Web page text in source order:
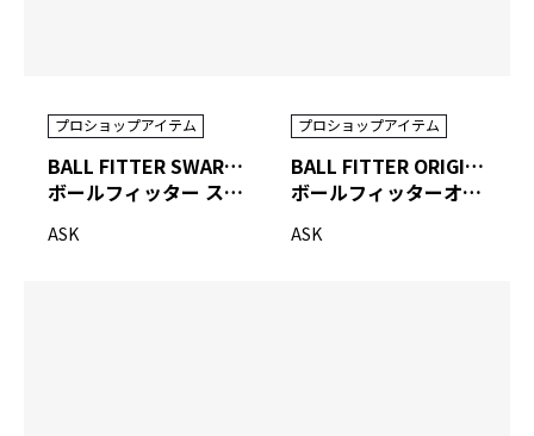
プロショップアイテム
BALL FITTER SWARVAL
ボールフィッター スウォーバル
ASK
プロショップアイテム
BALL FITTER ORIGINAL
ボールフィッターオリジナル
ASK